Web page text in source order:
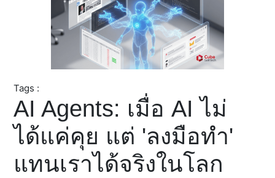
Tags :
AI Agents: เมื่อ AI ไม่
ได้แค่คุย แต่ 'ลงมือทำ'
แทนเราได้จริงในโลก